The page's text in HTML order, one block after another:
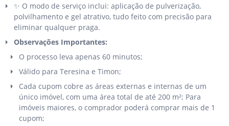
✨ O modo de serviço inclui: aplicação de pulverização,
polvilhamento e gel atrativo, tudo feito com precisão para
eliminar qualquer praga.
Observações Importantes:
O processo leva apenas 60 minutos;
Válido para Teresina e Timon;
Cada cupom cobre as áreas externas e internas de um
único imóvel, com uma área total de até 200 m²; Para
imóveis maiores, o comprador poderá comprar mais de 1
cupom;